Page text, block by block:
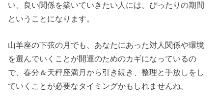
い、良い関係を築いていきたい人には、ぴったりの期間
ということになります。
山羊座の下弦の月でも、あなたにあった対人関係や環境
を選んでいくことが開運のためのカギになっているの
で、春分＆天秤座満月から引き続き、整理と手放しをし
ていくことが必要なタイミングかもしれませんね。